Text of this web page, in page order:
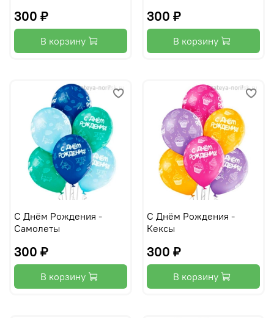
300 ₽
В корзину
300 ₽
В корзину
С Днём Рождения -
Самолеты
300 ₽
В корзину
С Днём Рождения -
Кексы
300 ₽
В корзину